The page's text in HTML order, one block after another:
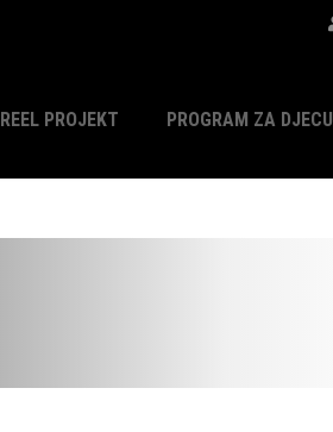
REEL PROJEKT PROGRAM ZA DJECU